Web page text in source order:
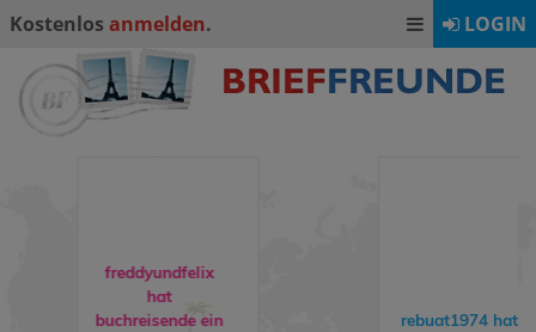
Kostenlos anmelden. LOGIN
freddyundfelix
hat
buchreisendeein
rebuat1974hat